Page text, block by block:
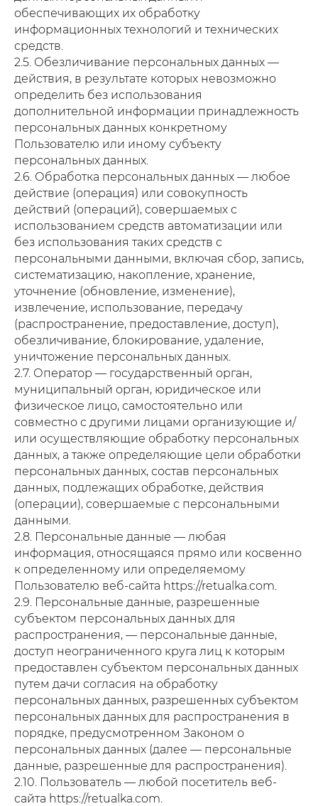
обеспечивающих их обработку
информационных технологий и технических
средств.
2.5. Обезличивание персональных данных —
действия, в результате которых невозможно
определить без использования
дополнительной информации принадлежность
персональных данных конкретному
Пользователю или иному субъекту
персональных данных.
2.6. Обработка персональных данных — любое
действие (операция) или совокупность
действий (операций), совершаемых с
использованием средств автоматизации или
без использования таких средств с
персональными данными, включая сбор, запись,
систематизацию, накопление, хранение,
уточнение (обновление, изменение),
извлечение, использование, передачу
(распространение, предоставление, доступ),
обезличивание, блокирование, удаление,
уничтожение персональных данных.
2.7. Оператор — государственный орган,
муниципальный орган, юридическое или
физическое лицо, самостоятельно или
совместно с другими лицами организующие и/
или осуществляющие обработку персональных
данных, а также определяющие цели обработки
персональных данных, состав персональных
данных, подлежащих обработке, действия
(операции), совершаемые с персональными
данными.
2.8. Персональные данные — любая
информация, относящаяся прямо или косвенно
к определенному или определяемому
Пользователю веб-сайта https://retualka.com.
2.9. Персональные данные, разрешенные
субъектом персональных данных для
распространения, — персональные данные,
доступ неограниченного круга лиц к которым
предоставлен субъектом персональных данных
путем дачи согласия на обработку
персональных данных, разрешенных субъектом
персональных данных для распространения в
порядке, предусмотренном Законом о
персональных данных (далее — персональные
данные, разрешенные для распространения).
2.10. Пользователь — любой посетитель веб-
сайта https://retualka.com.